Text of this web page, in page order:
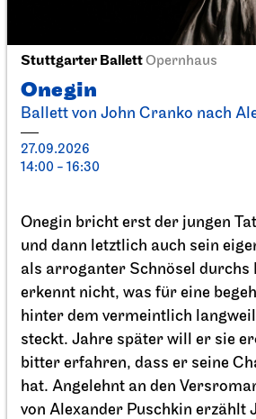
Stuttgarter BallettOpernhaus
Onegin
Ballett von John Cranko nach
27.09.2026
14:00 - 16:30
Onegin bricht erst der jungen
und dann letztlich auch sein
als arroganter Schnösel durchs
erkennt nicht, was für eine
hinter dem vermeintlich
steckt. Jahre später will er sie
bitter erfahren, dass er seine
hat. Angelehnt an den
von Alexander Puschkin erzählt
Stuttgarter BallettOpernhaus
Onegin
27.09.2026
14:00 - 16:30